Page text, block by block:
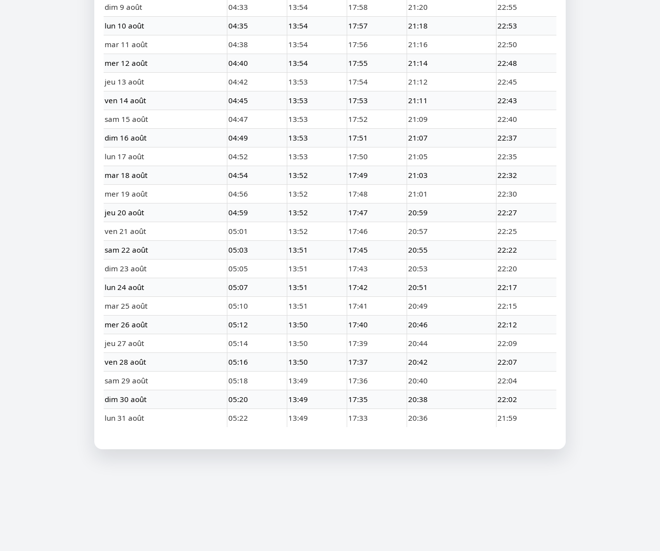
dim 9 août
04:33 13:54 17:58 21:20
22:55
lun 10 août
04:35 13:54 17:57 21:18
22:53
mar 11 août
04:38 13:54 17:56 21:16
22:50
mer 12 août
04:40 13:54 17:55 21:14
22:48
jeu 13 août
04:42 13:53 17:54 21:12
22:45
ven 14 août
04:45 13:53 17:53 21:11
22:43
sam 15 août
04:47 13:53 17:52 21:09
22:40
dim 16 août
04:49 13:53 17:51 21:07
22:37
lun 17 août
04:52 13:53 17:50 21:05
22:35
mar 18 août
04:54 13:52 17:49 21:03
22:32
mer 19 août
04:56 13:52 17:48 21:01
22:30
jeu 20 août
04:59 13:52 17:47 20:59
22:27
ven 21 août
05:01 13:52 17:46 20:57
22:25
sam 22 août
05:03 13:51 17:45 20:55
22:22
dim 23 août
05:05 13:51 17:43 20:53
22:20
lun 24 août
05:07 13:51 17:42 20:51
22:17
mar 25 août
05:10 13:51 17:41 20:49
22:15
mer 26 août
05:12 13:50 17:40 20:46
22:12
jeu 27 août
05:14 13:50 17:39 20:44
22:09
ven 28 août
05:16 13:50 17:37 20:42
22:07
sam 29 août
05:18 13:49 17:36 20:40
22:04
dim 30 août
05:20 13:49 17:35 20:38
22:02
lun 31 août
05:22 13:49 17:33 20:36 21:59